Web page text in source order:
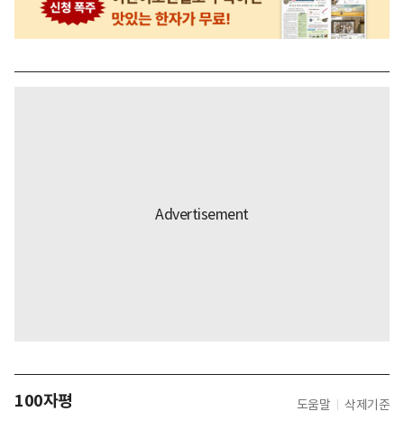
100자평 도움말 삭제기준